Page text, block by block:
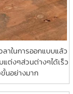
าในการออกแบบแล้ว
ต่งๆส่วนต่างๆได้เร็ว
นอย่างมาก